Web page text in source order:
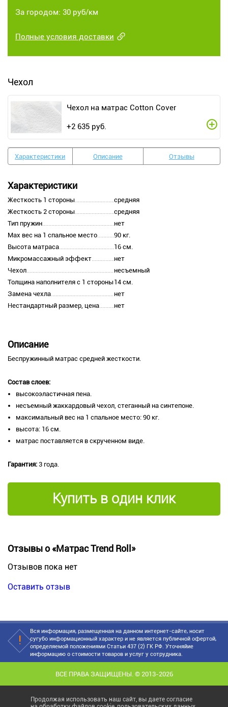
За городом: 30 руб/км
Полные условия доставки
Чехол
Чехол на матрас Cotton Cover
+2 635 руб.
Характеристики Описание Отзывы
Характеристики
Жесткость 1 стороны
средняя
Жесткость 2 стороны
средняя
Тип пружин
нет
Max вес на 1 спальное место
90 кг.
Высота матраса
16 см.
Микромассажный эффект
нет
Чехол
несъемный
Толщина наполнителя с 1 стороны14 см.
Замена чехла
нет
Нестандартный размер, цена
нет
Описание
Беспружинный матрас средней жесткости.
Состав слоев​:
высокоэластичная пена.
несъемный жаккардовый чехол, стеганный на синтепоне.
максимальный вес на 1 спальное место: 90 кг.
высота: 16 см.
матрас поставляется в скрученном виде.
Гарантия: 3 года.
Купить в один клик
Отзывы о «Матрас Trend Roll»
Отзывов пока нет
Оставить отзыв
Вся информация, размещенная на данном интернет-сайте, носит
сугубо информационный характер и не является публичной офертой,
определяемой положениями Статьи 437 (2) ГК РФ. Уточняйие
информацию о стоимости товаров и услуг у сотрудника.
ВСЕ ПРАВА ЗАЩИЩЕНЫ. © 2013-2026
Продолжая использовать наш сайт, вы даете согласие